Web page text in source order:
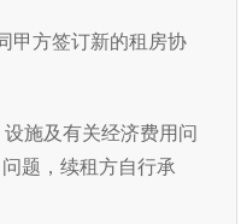
甲方签订新的租房协
施及有关经济费用问
题，续租方自行承